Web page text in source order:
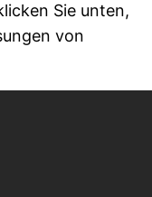
Sie unten,
von